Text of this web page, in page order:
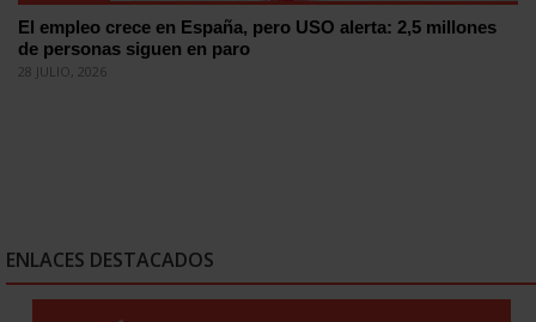
El empleo crece en España, pero USO alerta: 2,5 millones
de personas siguen en paro
28 JULIO, 2026
ENLACES DESTACADOS